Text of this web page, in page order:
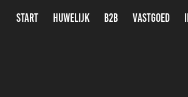
START HUWELIJK B2B VASTGOED